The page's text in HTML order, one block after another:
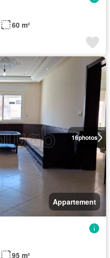
60 m²
16photos
Appartement
95 m²